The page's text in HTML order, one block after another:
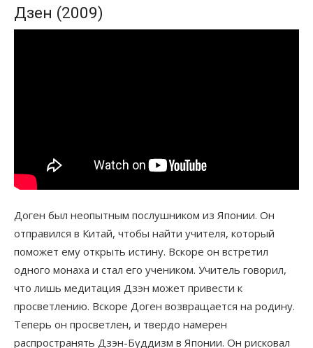
Дзен (2009)
Доген был неопытным послушником из Японии. Он
отправился в Китай, чтобы найти учителя, который
поможет ему открыть истину. Вскоре он встретил
одного монаха и стал его учеником. Учитель говорил,
что лишь медитация Дзэн может привести к
просветлению. Вскоре Доген возвращается на родину.
Теперь он просветлен, и твердо намерен
распространять Дзэн-Буддизм в Японии. Он рисковал